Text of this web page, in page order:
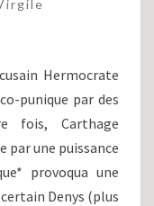
Hermocrate
punique par des
fois, Carthage
par une puissance
provoqua une
Denys (plus